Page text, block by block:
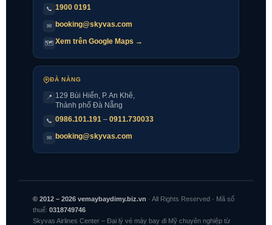
📞 1900 0191
✉ booking@skyvas.com
🗺 Xem trên Google Maps →
ĐÀ NẴNG
📍
129 Bùi Hiển, P. An Khê,
Thành phố Đà Nẵng
📞 0986.101.191 – 0911.730033
✉ booking@skyvas.com
© 2012 – 2026 vemaybaydimy.biz.vn · All Rights Reserved · Mã số
thuế: 0318749746
Skyvas Airlines Center – Đại lý vé máy bay đi Mỹ chuyên nghiệp từ